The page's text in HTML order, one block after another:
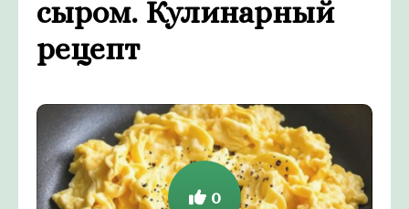
сыром. Кулинарный
рецепт
0